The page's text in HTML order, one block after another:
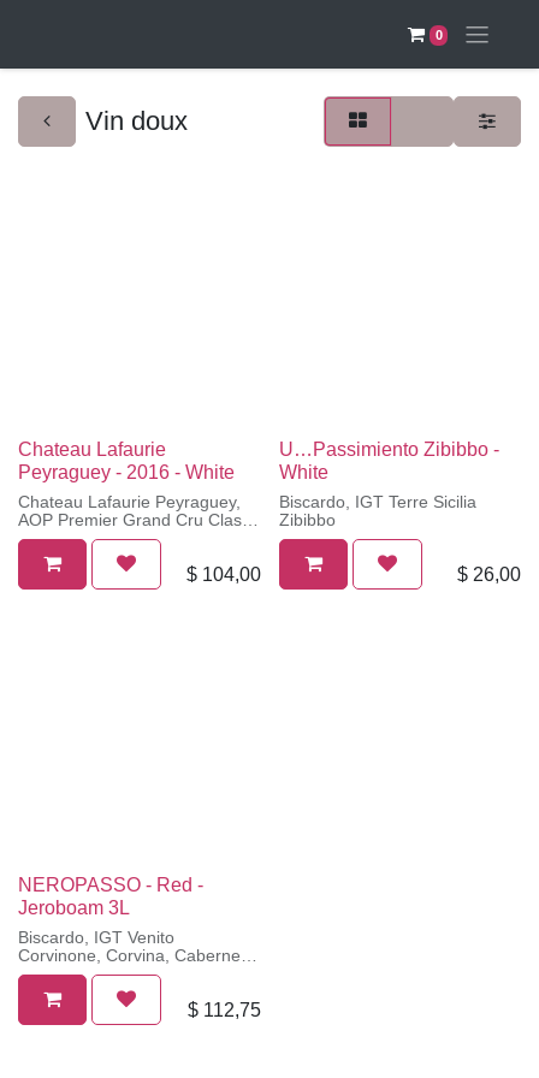
0
Vin doux
Chateau Lafaurie
Peyraguey - 2016 - White
Chateau Lafaurie Peyraguey,
AOP Premier Grand Cru Classe
- Sauterne
Semillon
$ 104,00
U…Passimiento Zibibbo -
White
Biscardo, IGT Terre Sicilia
Zibibbo
$26,00
NEROPASSO - Red -
Jeroboam 3L
Biscardo, IGT Venito
Corvinone, Corvina, Cabernet,
Merlot
$112,75